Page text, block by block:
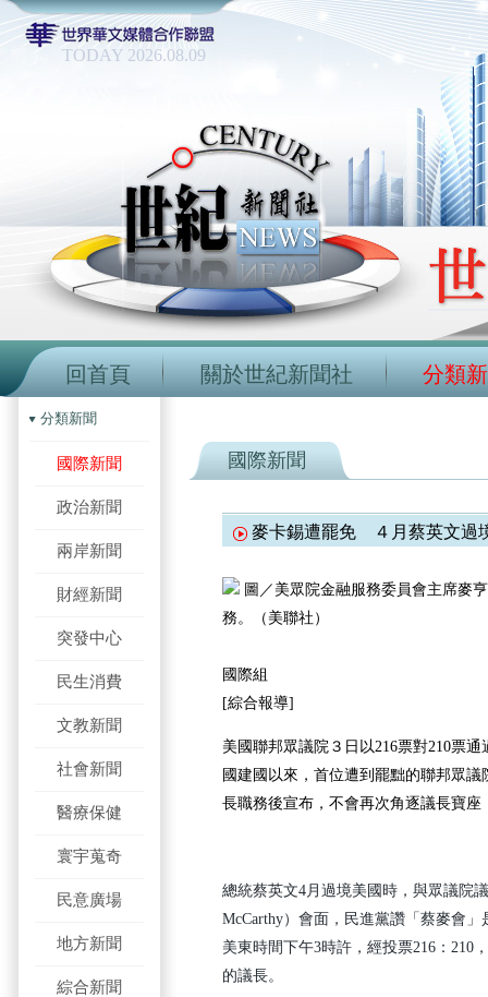
TODAY 2026.08.09
回首頁 關於世紀新聞社 分類
分類新聞
國際新聞
政治新聞
兩岸新聞
財經新聞
突發中心
民生消費
文教新聞
社會新聞
醫療保健
寰宇蒐奇
民意廣場
地方新聞
綜合新聞
國際新聞
麥卡錫遭罷免 ４月蔡英文
圖／美眾院金融服務委員會主席麥
務。（美聯社）
國際組
[綜合報導]
美國聯邦眾議院３日以216票對210票
國建國以來，首位遭到罷黜的聯邦眾
長職務後宣布，不會再次角逐議長寶
總統蔡英文4月過境美國時，與眾議院
McCarthy）會面，民進黨讚「蔡麥會
美東時間下午3時許，經投票216：210
的議長。